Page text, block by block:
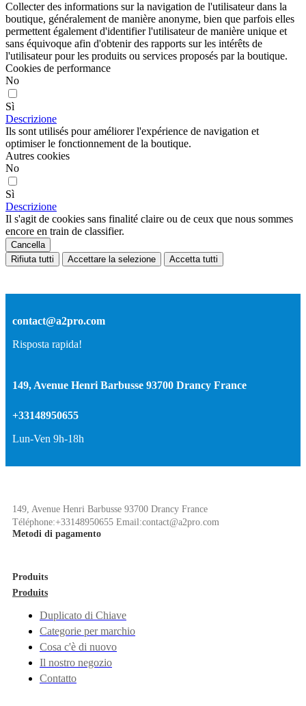
Collecter des informations sur la navigation de l'utilisateur dans la
boutique, généralement de manière anonyme, bien que parfois elles
permettent également d'identifier l'utilisateur de manière unique et
sans équivoque afin d'obtenir des rapports sur les intérêts de
l'utilisateur pour les produits ou services proposés par la boutique.
Cookies de performance
No
Sì
Descrizione
Ils sont utilisés pour améliorer l'expérience de navigation et
optimiser le fonctionnement de la boutique.
Autres cookies
No
Sì
Descrizione
Il s'agit de cookies sans finalité claire ou de ceux que nous sommes
encore en train de classifier.
Cancella
Rifiuta tutti
Accettare la selezione Accetta tutti
contact@a2pro.com
Risposta rapida!
149, Avenue Henri Barbusse 93700 Drancy France
+33148950655
Lun-Ven 9h-18h
149, Avenue Henri Barbusse 93700 Drancy France
Téléphone:+33148950655 Email:contact@a2pro.com
Metodi di pagamento
Produits
Produits
Duplicato di Chiave
Categorie per marchio
Cosa c'è di nuovo
Il nostro negozio
Contatto